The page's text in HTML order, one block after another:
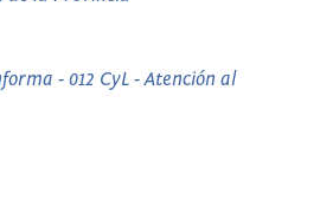
- 012 CyL - Atención al